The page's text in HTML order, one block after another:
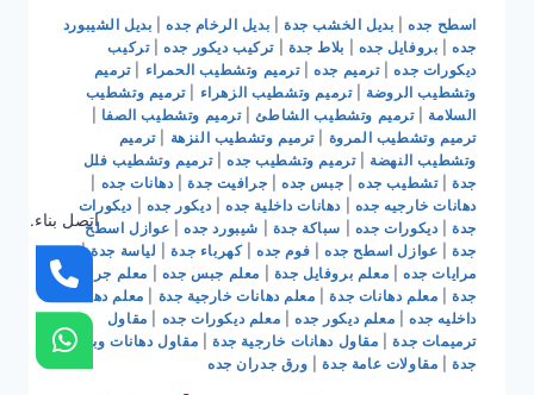
اسطح جده| بديل الخشب جدة| بديل الرخام جده| بديل الشيبورد
جده| بروفايل جده بلاط جدة تركيب ديكور جده|تركيب
ديكورات جده|ترميم جده|ترميم وتشطيب الحمراء |ترميم
وتشطيب الروضة |ترميم وتشطيب الزهراء |ترميم وتشطيب
السلامة |ترميم وتشطيب الشاطئ|ترميم وتشطيب الصفا
ترميم وتشطيب المروة |ترميم وتشطيب النزهة |ترميم
وتشطيب النهضة |ترميم وتشطيب جده |ترميم وتشطيب فلل
جدة|تشطيب جده| جبس جده| جرافيت جدة| دهانات جده
دهانات خارجيه جده
دهانات داخلية جده ديكور جده
ديكورات
جدة| ديكورات جده سباكة جدة شيبورد جده
عوازل اسطح
جدة| عوازل اسطح جده| فوم جده|كهرباء جدة| لياسة جدة|
مرايات جده| معلم بروفايل جدة معلم جبس جده
معلم جرافيت
جدة| معلم دهانات جدة| معلم دهانات خارجية جدة
معلم دهانات
داخليه جده| معلم ديكور جده معلم ديكورات جده
مقاول
ترميمات جدة| مقاول دهانات خارجية جدة
مقاول دهانات وبويات
جدة| مقاولات عامة جدة| ورق جدران جده
اتصل بناء.